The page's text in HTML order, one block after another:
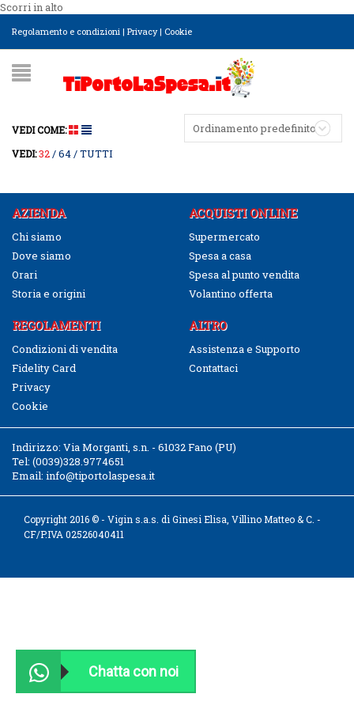
Scorri in alto
Regolamento e condizioni | Privacy| Cookie
Ordinamento predefinito
VEDI COME:
VEDI:32 64 TUTTI
AZIENDA
Chi siamo
Dove siamo
Orari
Storia e origini
ACQUISTI ONLINE
Supermercato
Spesa a casa
Spesa al punto vendita
Volantino offerta
REGOLAMENTI
Condizioni di vendita
Fidelity Card
Privacy
Cookie
ALTRO
Assistenza e Supporto
Contattaci
Indirizzo: Via Morganti, s.n. - 61032 Fano (PU)
Tel: (0039)328.9774651
Email: info@tiportolaspesa.it
Copyright 2016 © - Vigin s.a.s. di Ginesi Elisa, Villino Matteo & C. -
CF/P.IVA 02526040411
Chatta con noi